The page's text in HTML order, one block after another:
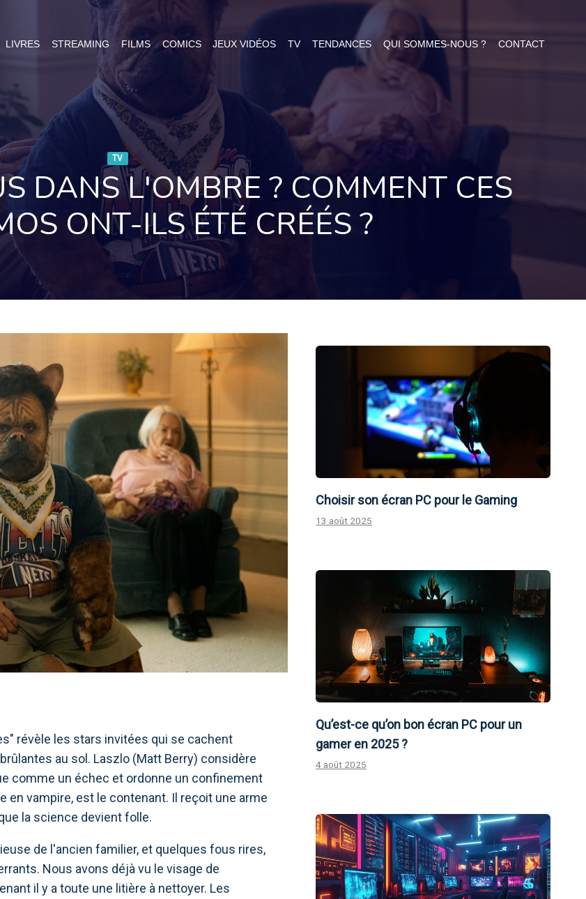
LIVRES STREAMING FILMS COMICS JEUX VIDÉOS TV TENDANCES QUI SOMMES-NOUS ? CONTACT
TV
DANS L'OMBRE ? COMMENT CES
ONT-ILS ÉTÉ CRÉÉS ?
révèle les stars invitées qui se cachent
au sol. Laszlo (Matt Berry) considère
comme un échec et ordonne un confinement
en vampire, est le contenant. Il reçoit une arme
la science devient folle.
de l'ancien familier, et quelques fous rires,
Nous avons déjà vu le visage de
il y a toute une litière à nettoyer. Les
Choisir son écran PC pour le Gaming
13 août 2025
Qu’est-ce qu’on bon écran PC pour un
gamer en 2025 ?
4 août 2025